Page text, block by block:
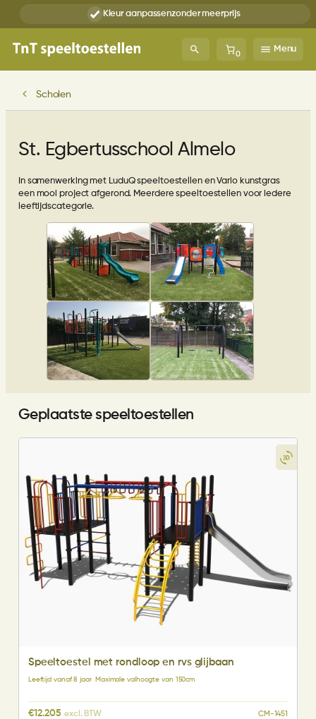
inhoud
Kleur aanpassenzonder meerprijs
0
Menu
Scholen
St. Egbertusschool Almelo
In samenwerking met LuduQ speeltoestellen en Vario kunstgras
een mooi project afgerond. Meerdere speeltoestellen voor iedere
leeftijdscategorie.
Geplaatste speeltoestellen
Speeltoestel met rondloop en rvs glijbaan
Leeftijd vanaf 8 jaar Maximale valhoogte van 150cm
€12.205 excl. BTW CM-1451